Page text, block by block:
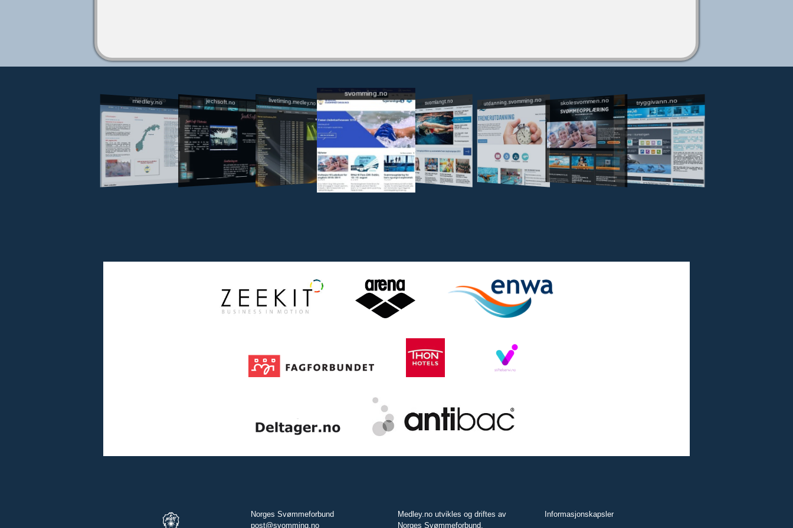
medley.no jechsoft.no livetiming.medley.no
svomming.no
svomlangt.no utdanning.svomming.no skolesvommen.no tryggivann.no
Norges Svømmeforbund
post@svomming.no
Medley.no utvikles og driftes av
Norges Svømmeforbund.
Informasjonskapsler